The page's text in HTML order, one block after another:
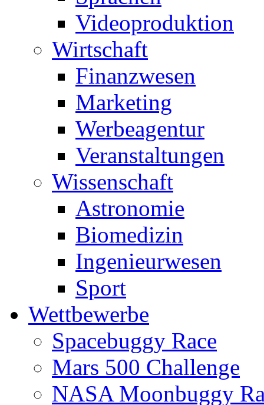
Videoproduktion
Wirtschaft
Finanzwesen
Marketing
Werbeagentur
Veranstaltungen
Wissenschaft
Astronomie
Biomedizin
Ingenieurwesen
Sport
Wettbewerbe
Spacebuggy Race
Mars 500 Challenge
NASA Moonbuggy